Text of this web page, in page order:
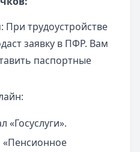
При трудоустройстве
заявку в ПФР. Вам
паспортные
«Госуслуги».
«Пенсионное